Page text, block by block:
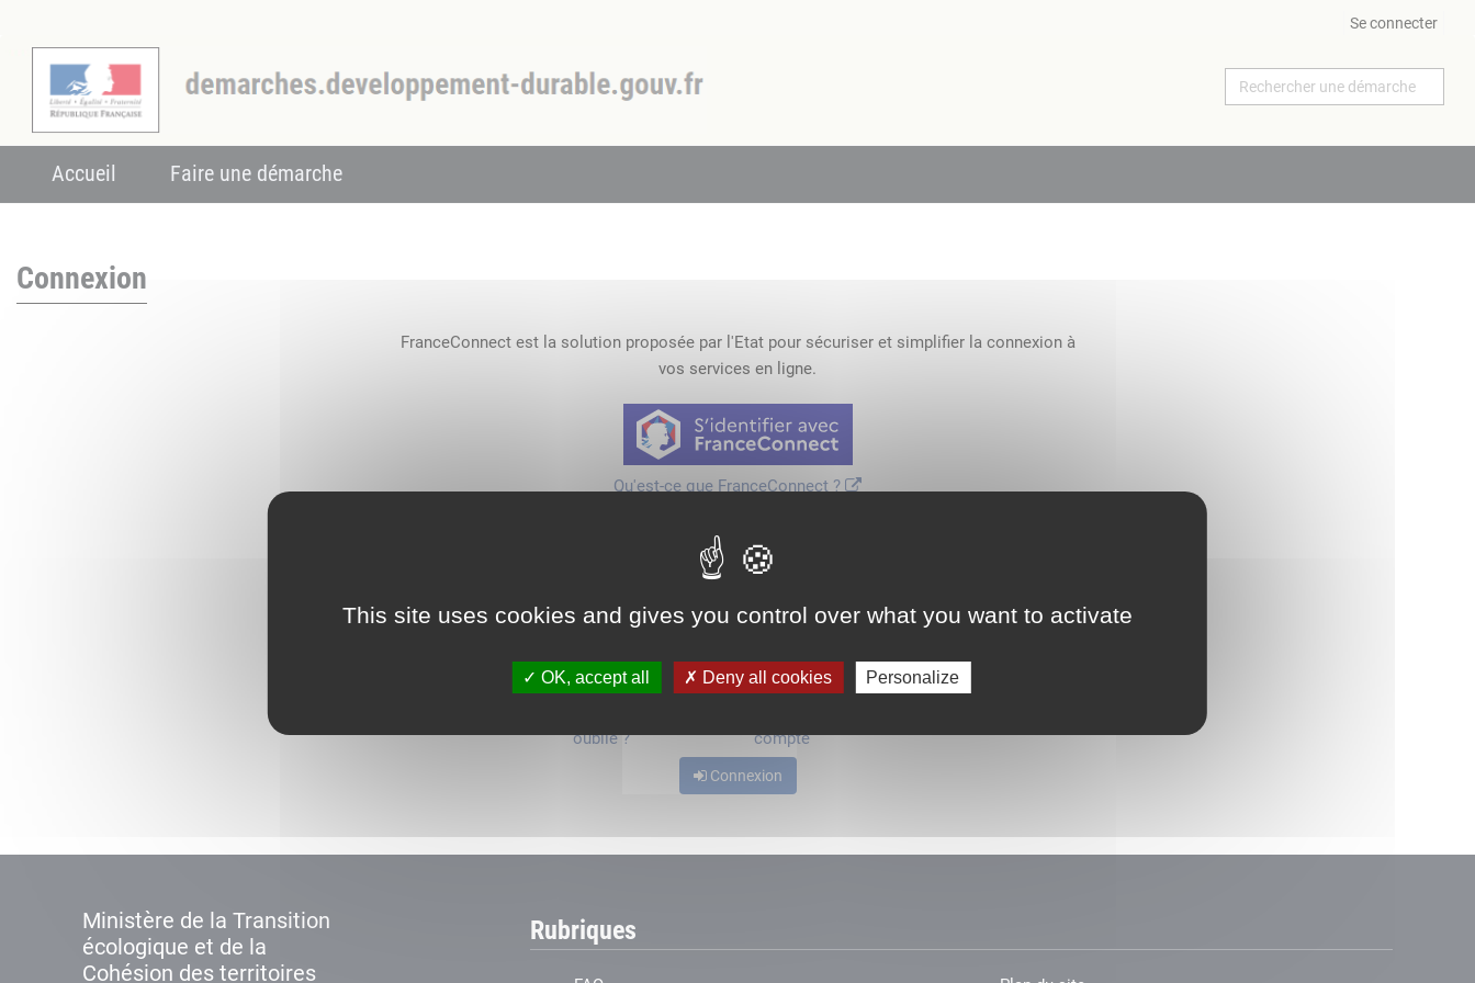
This site uses cookies and gives you control over what you want to activate
OK, accept all Deny all cookies Personalize
Se connecter
Accueil Faire une démarche
Connexion
FranceConnect est la solution proposée par l'Etat pour sécuriser et simplifier la connexion à
vos services en ligne.
Qu'est-ce que FranceConnect ?
oublié ?
compte
Connexion
Ministère de la Transition
écologique et de la
Cohésion des territoires
Rubriques